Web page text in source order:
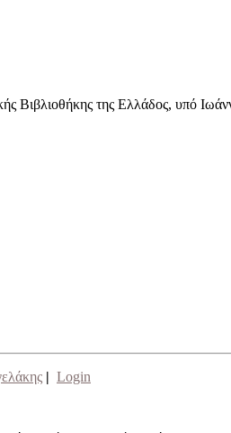
Βιβλιοθήκης της Ελλάδος, υπό
| Login